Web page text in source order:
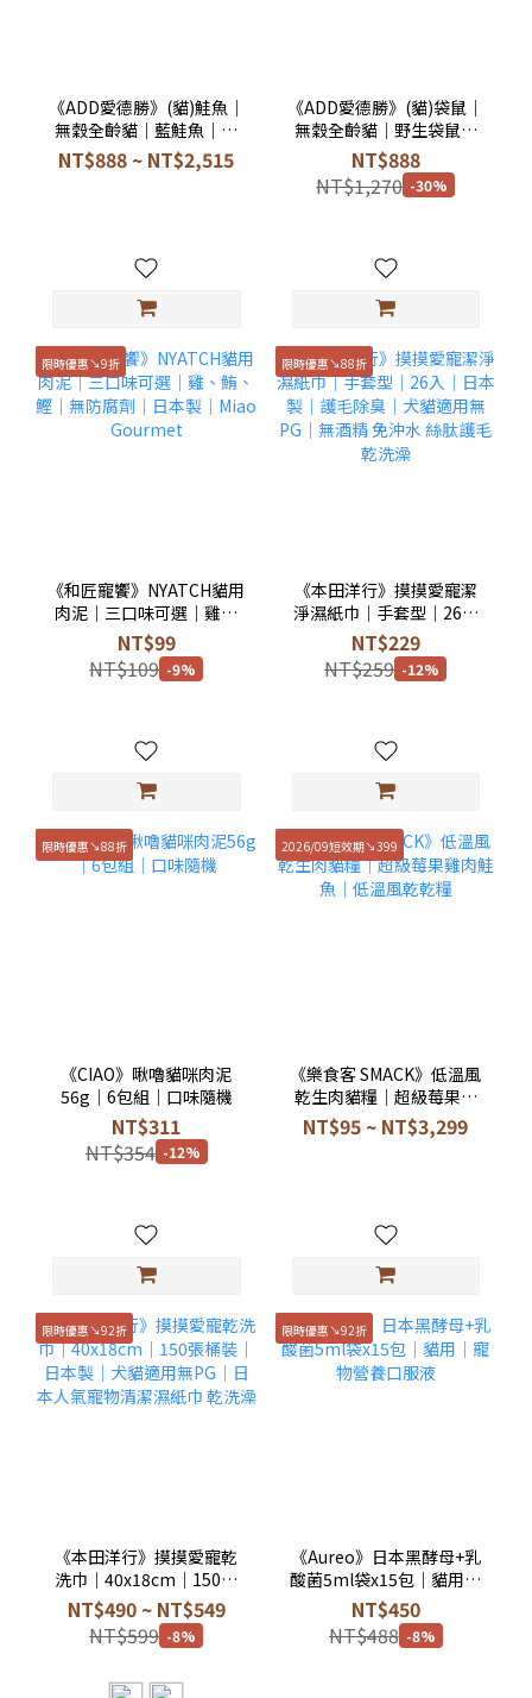
《ADD愛德勝》(貓)鮭魚｜
無穀全齡貓｜藍鮭魚｜貓
顆粒乾糧｜自然癮食｜
ADDICTION
NT$888 ~ NT$2,515
《ADD愛德勝》(貓)袋鼠｜
無穀全齡貓｜野生袋鼠｜
貓顆粒乾糧｜自然癮食｜
ADDICTION
NT$888
NT$1,270 -30%
限時優惠↘9折
《和匠寵饗》NYATCH貓用
肉泥｜三口味可選｜雞、
鮪、鰹｜無防腐劑｜日本
製｜Miao Gourmet
NT$99
NT$109 -9%
限時優惠↘88折
《本田洋行》摸摸愛寵潔
淨濕紙巾｜手套型｜26入
｜日本製｜護毛除臭｜犬
貓適用無PG｜無酒精 免沖
水 絲肽護毛 乾洗澡
NT$229
NT$259 -12%
限時優惠↘88折
《CIAO》啾嚕貓咪肉泥
56g｜6包組｜口味隨機
NT$311
NT$354 -12%
2026/09短效期↘399
《樂食客 SMACK》低溫風
乾生肉貓糧｜超級莓果雞
肉鮭魚｜低溫風乾乾糧
NT$95 ~ NT$3,299
限時優惠↘92折
《本田洋行》摸摸愛寵乾
洗巾｜40x18cm｜150張
桶裝｜日本製｜犬貓適用
無PG｜日本人氣寵物清潔
濕紙巾 乾洗澡
NT$490 ~ NT$549
NT$599 -8%
限時優惠↘92折
《Aureo》日本黑酵母+乳
酸菌5ml袋x15包｜貓用｜
寵物營養口服液
NT$450
NT$488 -8%